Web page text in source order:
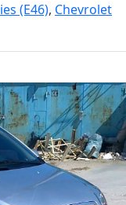
(E46), Chevrolet